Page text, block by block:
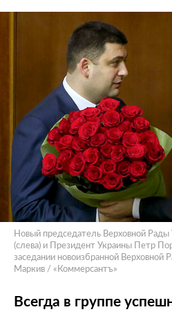
Новый председатель Верховной
(слева) и Президент Украины Петр
заседании новоизбранной
Маркив / «Коммерсантъ»
Всегда в группе